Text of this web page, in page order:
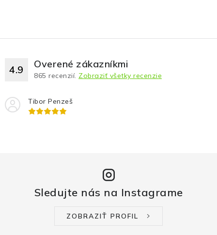
4.9 Overené zákazníkmi
865 recenzií. Zobraziť všetky recenzie
Tibor Penzeš
Sledujte nás na Instagrame
ZOBRAZIŤ PROFIL